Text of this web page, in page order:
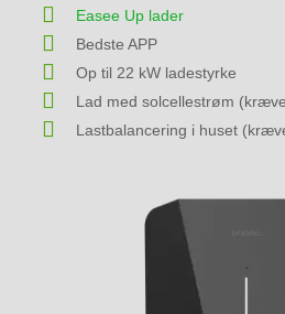
Easee Up lader
Bedste APP
Op til 22 kW ladestyrke
Lad med solcellestrøm
Lastbalancering i huset